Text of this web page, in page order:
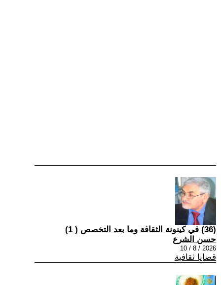
(36) في كينونة الثقافة وما بعد التخصص ( 1)
حسن الشرع
2026 / 8 / 10
قضايا ثقافية